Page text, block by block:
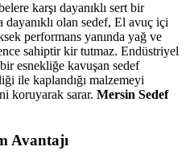
karşı dayanıklı sert bir
olan sedef, El avuç içi
performans yanında yağ ve
sahiptir kir tutmaz. Endüstriyel
esnekliğe kavuşan sedef
ile kaplandığı malzemeyi
koruyarak sarar. Mersin Sedef
Avantajı